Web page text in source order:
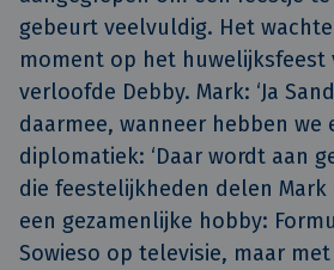
gebeurt veelvuldig. Het
moment op het huwelijksfeest
verloofde Debby. Mark: ‘Ja
daarmee, wanneer hebben we
diplomatiek: ‘Daar wordt aan
die feestelijkheden delen Mark
een gezamenlijke hobby:
Sowieso op televisie, maar